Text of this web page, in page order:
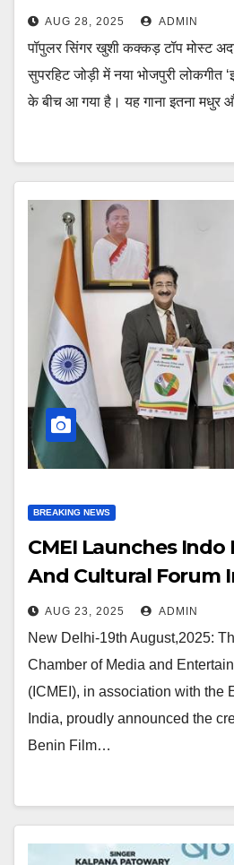
AUG 28, 2025 ADMIN
पॉपुलर सिंगर खुशी कक्कड़ टॉप मोस्ट
सुपरहिट जोड़ी में नया भोजपुरी लोकगीत
के बीच आ गया है। यह गाना इतना मधुर
BREAKING NEWS
CMEI Launches Indo
And Cultural Forum
With Embassy Of
AUG 23, 2025 ADMIN
New Delhi-19th August,2025:
Chamber of Media and
(ICMEI), in association with the
India, proudly announced the
Benin Film…